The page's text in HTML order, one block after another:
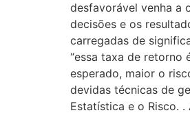
desfavorável venha a
decisões e os
carregadas de
“essa taxa de retorno
esperado, maior o
devidas técnicas de
Estatística e o Risco.